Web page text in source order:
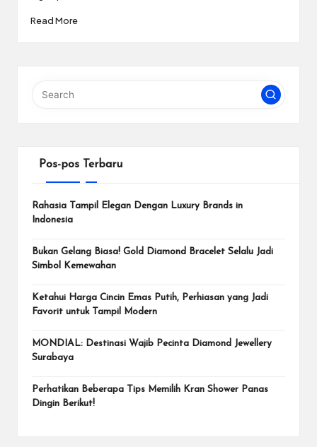
Read More
Pos-pos Terbaru
Rahasia Tampil Elegan Dengan Luxury Brands in
Indonesia
Bukan Gelang Biasa! Gold Diamond Bracelet Selalu Jadi
Simbol Kemewahan
Ketahui Harga Cincin Emas Putih, Perhiasan yang Jadi
Favorit untuk Tampil Modern
MONDIAL: Destinasi Wajib Pecinta Diamond Jewellery
Surabaya
Perhatikan Beberapa Tips Memilih Kran Shower Panas
Dingin Berikut!